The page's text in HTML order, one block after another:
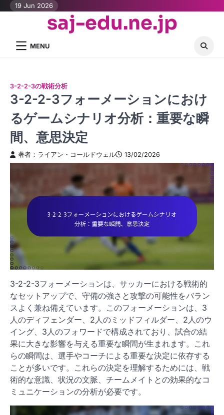
Skip19 Jun 2026
saj-edu.ne.jp
MENU
3-2-2-3の戦術分析
3-2-2-3フォーメーションにおけ
るゲームシナリオ分析：重要な瞬
間、意思決定
著者：ライアン・コールドウェル 13/02/2026
3-2-2-3フォーメーションは、サッカーにおける戦術的
なセットアップで、守備の強さと攻撃の可能性をバラン
スよく兼ね備えています。このフォーメーションは、3
人のディフェンダー、2人のミッドフィルダー、2人のウ
イング、3人のフォワードで構成されており、試合の結
果に大きな影響を与える重要な瞬間が生まれます。これ
らの瞬間は、選手やコーチによる重要な決定に依存する
ことが多いです。これらの決定を理解するためには、戦
術的な意識、状況の文脈、チームメイトとの効果的なコ
ミュニケーションの分析が必要です。